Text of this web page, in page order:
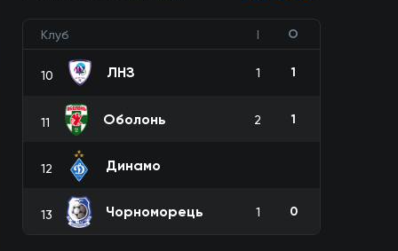
Клуб І О
10 ЛНЗ 1 1
11 Оболонь 2 1
12 Динамо
13 Чорноморець 1 0